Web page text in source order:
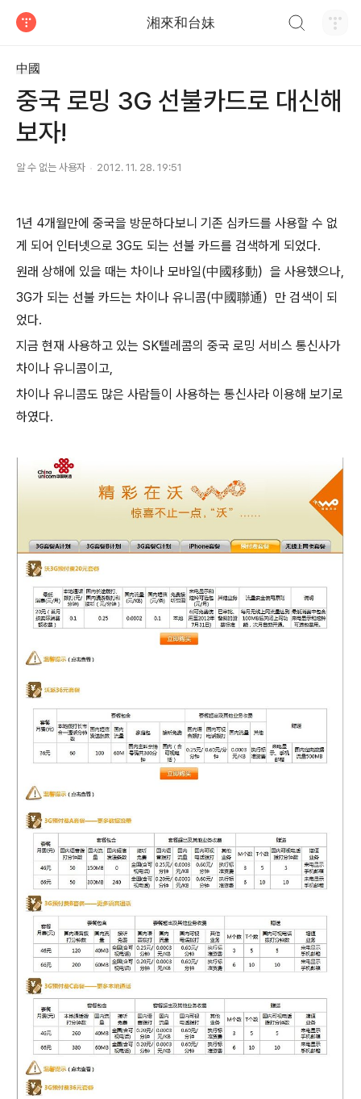
湘來和台妹
中國
중국 로밍 3G 선불카드로 대신해
보자!
알 수 없는 사용자 2012. 11. 28. 19:51
1년 4개월만에 중국을 방문하다보니 기존 심카드를 사용할 수 없
게 되어 인터넷으로 3G도 되는 선불 카드를 검색하게 되었다.
원래 상해에 있을 때는 차이나 모바일(中國移動）을 사용했으나,
3G가 되는 선불 카드는 차이나 유니콤(中國聯通）만 검색이 되
었다.
지금 현재 사용하고 있는 SK텔레콤의 중국 로밍 서비스 통신사가
차이나 유니콤이고,
차이나 유니콤도 많은 사람들이 사용하는 통신사라 이용해 보기로
하였다.